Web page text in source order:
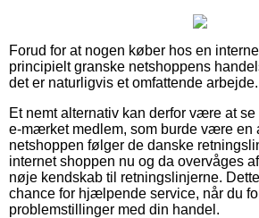
Forud for at nogen køber hos en
principielt granske netshoppens
det er naturligvis et omfattende arbejde.
Et nemt alternativ kan derfor være at
e-mærket medlem, som burde være en
netshoppen følger de danske
internet shoppen nu og da overvåges
nøje kendskab til retningslinjerne.
chance for hjælpende service, når du
problemstillinger med din handel.